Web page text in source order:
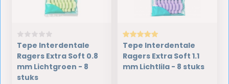
Tepe Interdentale
Ragers Extra Soft 0.8
mm Lichtgroen - 8
stuks
Tepe Interdentale
Ragers Extra Soft 1.1
mm Lichtlila - 8 stuks